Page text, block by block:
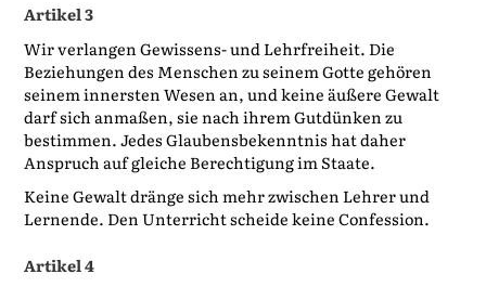
Artikel 3
Wir verlangen Gewissens- und Lehrfreiheit. Die
Beziehungen des Menschen zu seinem Gotte gehören
seinem innersten Wesen an, und keine äußere Gewalt
darf sich anmaßen, sie nach ihrem Gutdünken zu
bestimmen. Jedes Glaubensbekenntnis hat daher
Anspruch auf gleiche Berechtigung im Staate.
Keine Gewalt dränge sich mehr zwischen Lehrer und
Lernende. Den Unterricht scheide keine Confession.
Artikel 4